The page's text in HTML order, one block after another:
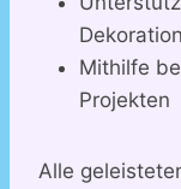
Mithilfe
Projekten
Alle